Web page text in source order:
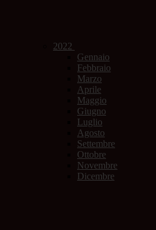
2022
Gennaio
Febbraio
Marzo
Aprile
Maggio
Giugno
Luglio
Agosto
Settembre
Ottobre
Novembre
Dicembre